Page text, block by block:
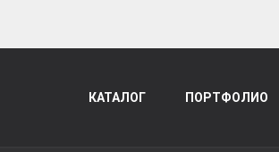
КАТАЛОГ ПОРТФОЛИО